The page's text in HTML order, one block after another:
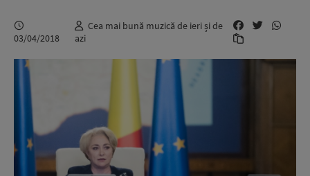
03/04/2018
Cea mai bună muzică de ieri și de
azi